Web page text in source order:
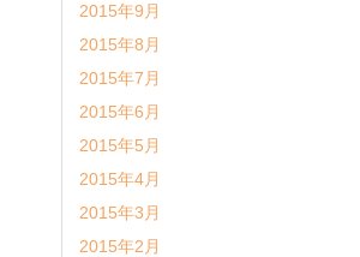
2015年9月
2015年8月
2015年7月
2015年6月
2015年5月
2015年4月
2015年3月
2015年2月